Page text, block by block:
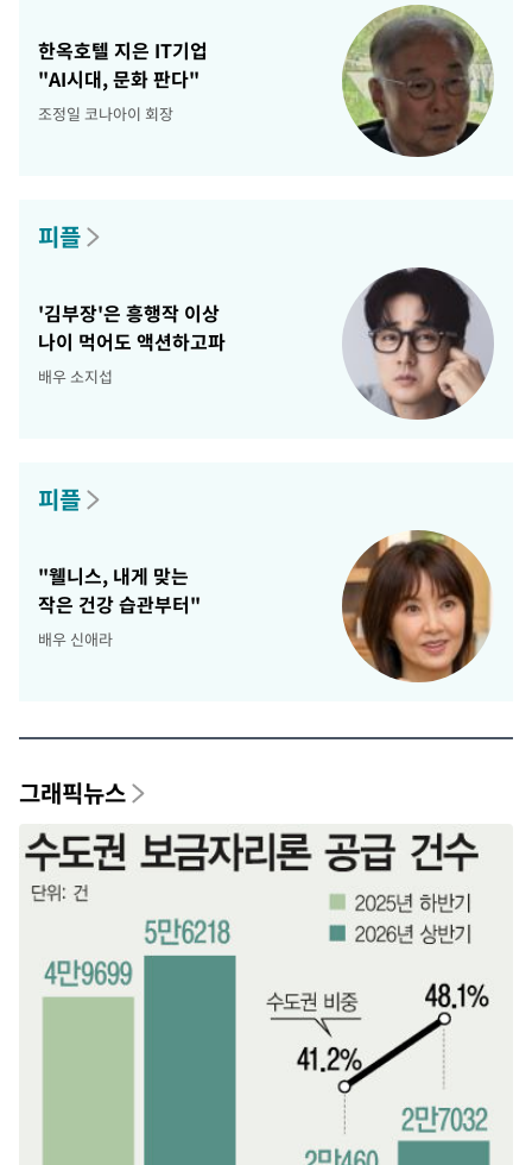
한옥호텔 지은 IT기업
"AI시대, 문화 판다"
조정일 코나아이 회장
피플
'김부장'은 흥행작 이상
나이 먹어도 액션하고파
배우 소지섭
피플
"웰니스, 내게 맞는
작은 건강 습관부터"
배우 신애라
그래픽뉴스